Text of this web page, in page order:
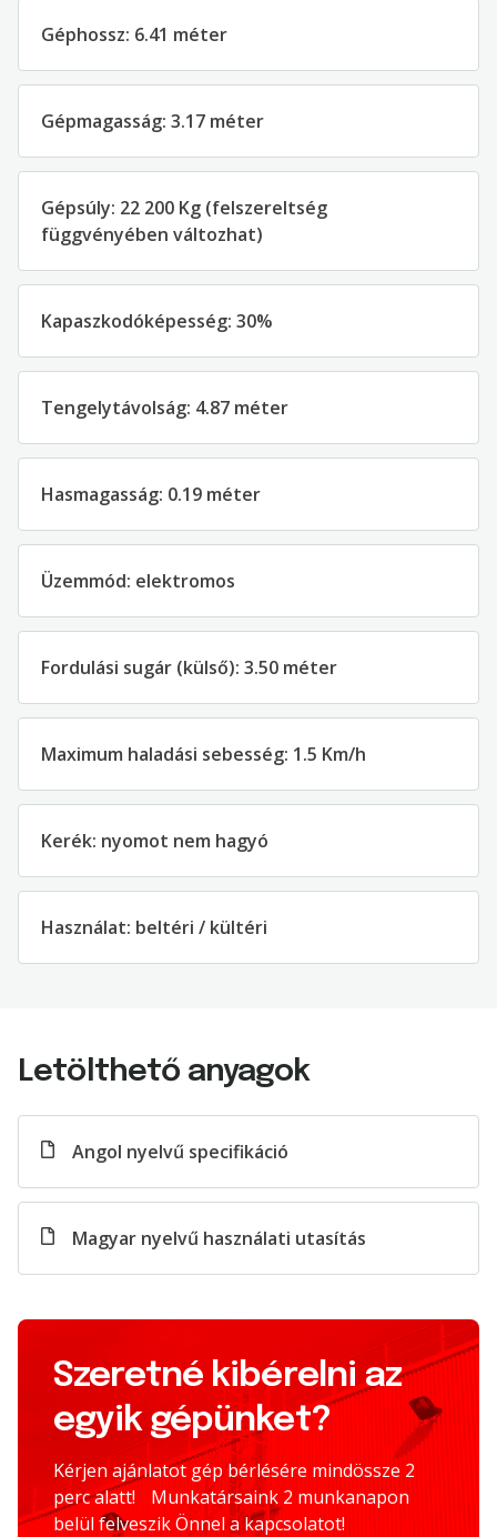
Géphossz: 6.41 méter
Gépmagasság: 3.17 méter
Gépsúly: 22 200 Kg (felszereltség
függvényében változhat)
Kapaszkodóképesség: 30%
Tengelytávolság: 4.87 méter
Hasmagasság: 0.19 méter
Üzemmód: elektromos
Fordulási sugár (külső): 3.50 méter
Maximum haladási sebesség: 1.5 Km/h
Kerék: nyomot nem hagyó
Használat: beltéri / kültéri
Letölthető anyagok
Angol nyelvű specifikáció
Magyar nyelvű használati utasítás
Szeretné kibérelni az
egyik gépünket?
Kérjen ajánlatot gép bérlésére mindössze 2
perc alatt! Munkatársaink 2 munkanapon
belül felveszik Önnel a kapcsolatot!